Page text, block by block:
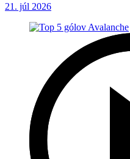
21. júl 2026